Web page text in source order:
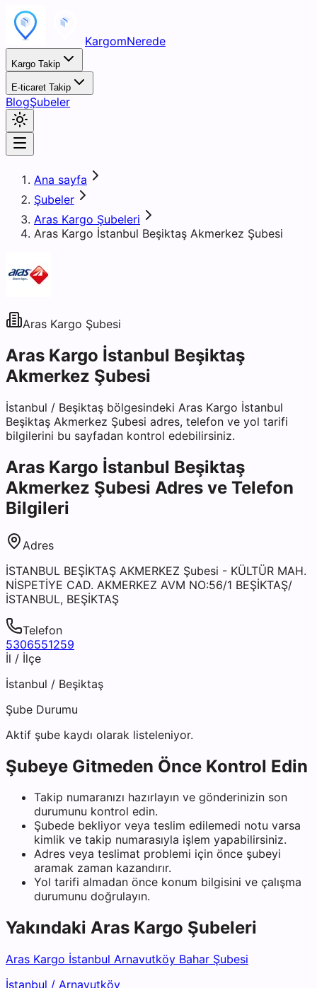
KargomNerede
Kargo Takip
E-ticaret Takip
BlogŞubeler
Ana sayfa
Şubeler
Aras Kargo Şubeleri
Aras Kargo İstanbul Beşiktaş Akmerkez Şubesi
Aras Kargo Şubesi
Aras Kargo İstanbul Beşiktaş
Akmerkez Şubesi
İstanbul / Beşiktaş bölgesindeki Aras Kargo İstanbul
Beşiktaş Akmerkez Şubesi adres, telefon ve yol tarifi
bilgilerini bu sayfadan kontrol edebilirsiniz.
Aras Kargo İstanbul Beşiktaş
Akmerkez Şubesi Adres ve Telefon
Bilgileri
Adres
İSTANBUL BEŞİKTAŞ AKMERKEZ Şubesi - KÜLTÜR MAH.
NİSPETİYE CAD. AKMERKEZ AVM NO:56/1 BEŞİKTAŞ/
İSTANBUL, BEŞİKTAŞ
Telefon
5306551259
İl / İlçe
İstanbul / Beşiktaş
Şube Durumu
Aktif şube kaydı olarak listeleniyor.
Şubeye Gitmeden Önce Kontrol Edin
Takip numaranızı hazırlayın ve gönderinizin son
durumunu kontrol edin.
Şubede bekliyor veya teslim edilemedi notu varsa
kimlik ve takip numarasıyla işlem yapabilirsiniz.
Adres veya teslimat problemi için önce şubeyi
aramak zaman kazandırır.
Yol tarifi almadan önce konum bilgisini ve çalışma
durumunu doğrulayın.
Yakındaki Aras Kargo Şubeleri
Aras Kargo İstanbul Arnavutköy Bahar Şubesi
İstanbul / Arnavutköy